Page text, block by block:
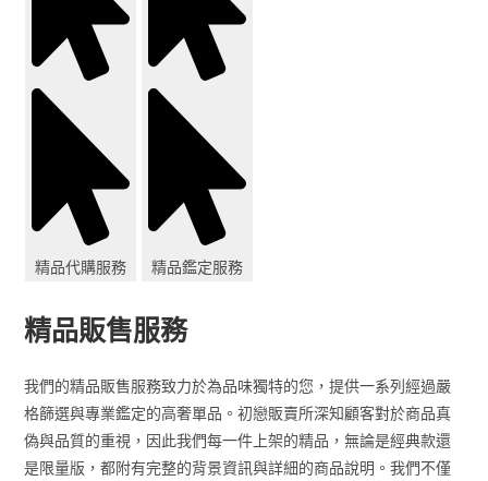
精品代購服務 精品鑑定服務
精品販售服務
我們的精品販售服務致力於為品味獨特的您，提供一系列經過嚴
格篩選與專業鑑定的高奢單品。初戀販賣所深知顧客對於商品真
偽與品質的重視，因此我們每一件上架的精品，無論是經典款還
是限量版，都附有完整的背景資訊與詳細的商品說明。我們不僅